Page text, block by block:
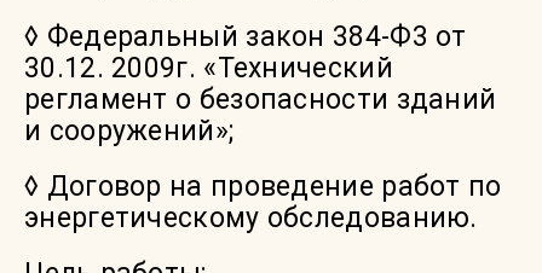
◊ Федеральный закон 384-Ф3 от
30.12. 2009г. «Технический
регламент о безопасности зданий
и сооружений»;
◊ Договор на проведение работ по
энергетическому обследованию.